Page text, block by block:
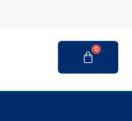
0